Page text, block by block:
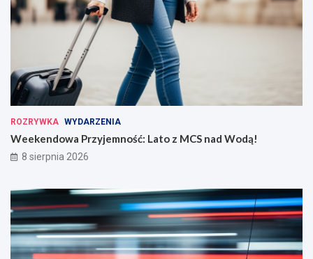
ROZRYWKA WYDARZENIA
Weekendowa Przyjemność: Lato z MCS nad Wodą!
8 sierpnia 2026